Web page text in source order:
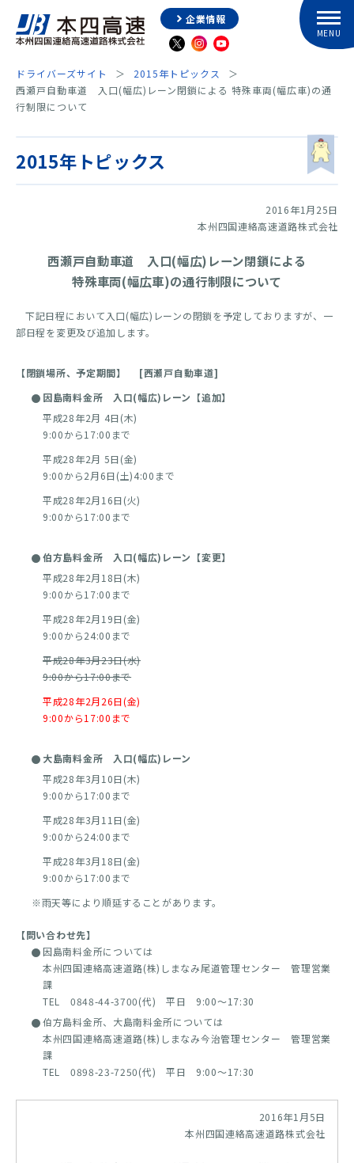
企業情報
ドライバーズサイト
2015年トピックス
西瀬戸自動車道 入口(幅広)レーン閉鎖による 特殊車両(幅広車)の通
行制限について
2015年トピックス
2016年1月25日
本州四国連絡高速道路株式会社
西瀬戸自動車道 入口(幅広)レーン閉鎖による
特殊車両(幅広車)の通行制限について
下記日程において入口(幅広)レーンの閉鎖を予定しておりますが、一
部日程を変更及び追加します。
【閉鎖場所、予定期間】 [西瀬戸自動車道]
因島南料金所 入口(幅広)レーン【追加】
平成28年2月 4日(木)
9:00から17:00まで
平成28年2月 5日(金)
9:00から2月6日(土)4:00まで
平成28年2月16日(火)
9:00から17:00まで
伯方島料金所 入口(幅広)レーン【変更】
平成28年2月18日(木)
9:00から17:00まで
平成28年2月19日(金)
9:00から24:00まで
平成28年3月23日(水)
9:00から17:00まで
平成28年2月26日(金)
9:00から17:00まで
大島南料金所 入口(幅広)レーン
平成28年3月10日(木)
9:00から17:00まで
平成28年3月11日(金)
9:00から24:00まで
平成28年3月18日(金)
9:00から17:00まで
※雨天等により順延することがあります。
【問い合わせ先】
因島南料金所については
本州四国連絡高速道路(株)しまなみ尾道管理センター 管理営業
課
TEL 0848-44-3700(代) 平日 9:00～17:30
伯方島料金所、大島南料金所については
本州四国連絡高速道路(株)しまなみ今治管理センター 管理営業
課
TEL 0898-23-7250(代) 平日 9:00～17:30
2016年1月5日
本州四国連絡高速道路株式会社